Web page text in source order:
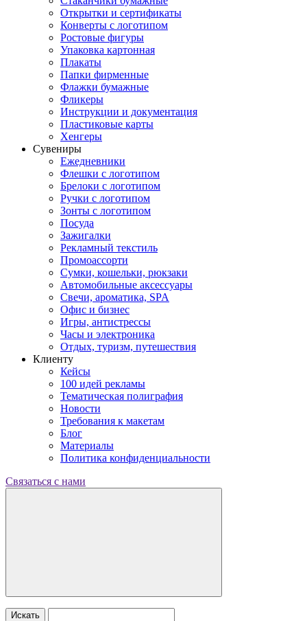
Открытки и сертификаты
Конверты с логотипом
Ростовые фигуры
Упаковка картонная
Плакаты
Папки фирменные
Флажки бумажные
Фликеры
Инструкции и документация
Пластиковые карты
Хенгеры
Сувениры
Ежедневники
Флешки с логотипом
Брелоки с логотипом
Ручки с логотипом
Зонты с логотипом
Посуда
Зажигалки
Рекламный текстиль
Промоассорти
Сумки, кошельки, рюкзаки
Автомобильные аксессуары
Свечи, ароматика, SPA
Офис и бизнес
Игры, антистрессы
Часы и электроника
Отдых, туризм, путешествия
Клиенту
Кейсы
100 идей рекламы
Тематическая полиграфия
Новости
Требования к макетам
Блог
Материалы
Политика конфиденциальности
Связаться с нами
Искать